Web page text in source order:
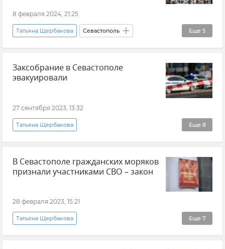
8 февраля 2024, 21:25
Еще 5
Татьяна Щербакова Севастополь
Эксклюзивы РИА Новости Крым Общество
Михаил Развожаев Генплан Севастополя
Заксобрание в Севастополе
эвакуировали
27 сентября 2023, 13:32
Еще 8
Татьяна Щербакова
Законодательное собрание Севастополя
Севастополь Эвакуация Новости
Новости Крыма
Безопасность
В Севастополе гражданских моряков
признали участниками СВО – закон
28 февраля 2023, 15:21
Еще 7
Татьяна Щербакова
Законодательное собрание Севастополя